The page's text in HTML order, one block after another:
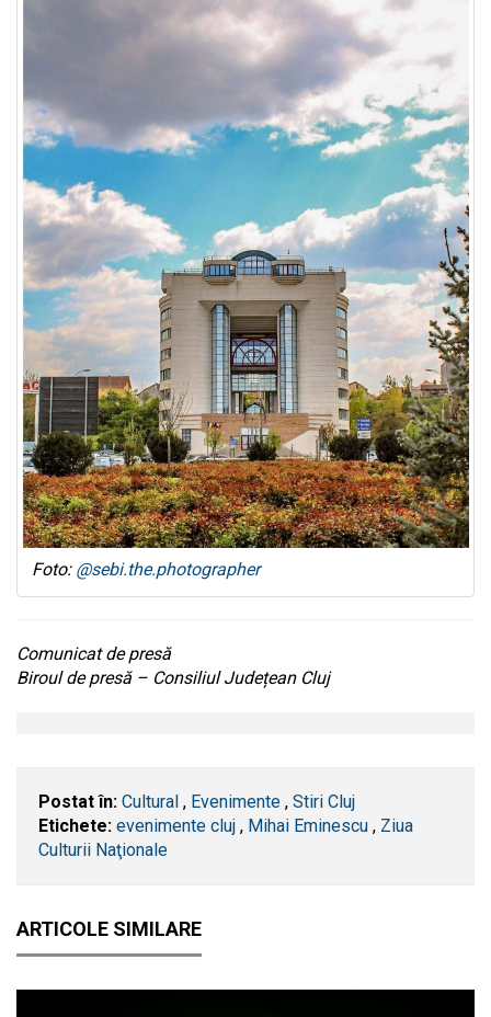
Foto: @sebi.the.photographer
Comunicat de presă
Biroul de presă – Consiliul Județean Cluj
Postat în: Cultural , Evenimente , Stiri Cluj
Etichete: evenimente cluj , Mihai Eminescu , Ziua
Culturii Naţionale
ARTICOLE SIMILARE